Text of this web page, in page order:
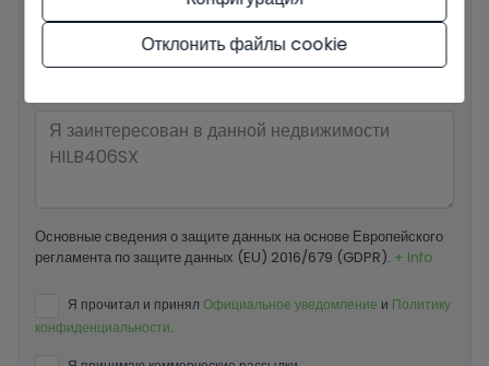
Основные сведения о защите данных на основе Европейского
регламента по защите данных (EU) 2016/679 (GDPR). + Info
Я прочитал и принял Официальное уведомление и Политику
конфиденциальности.
Отклонить файлы cookie